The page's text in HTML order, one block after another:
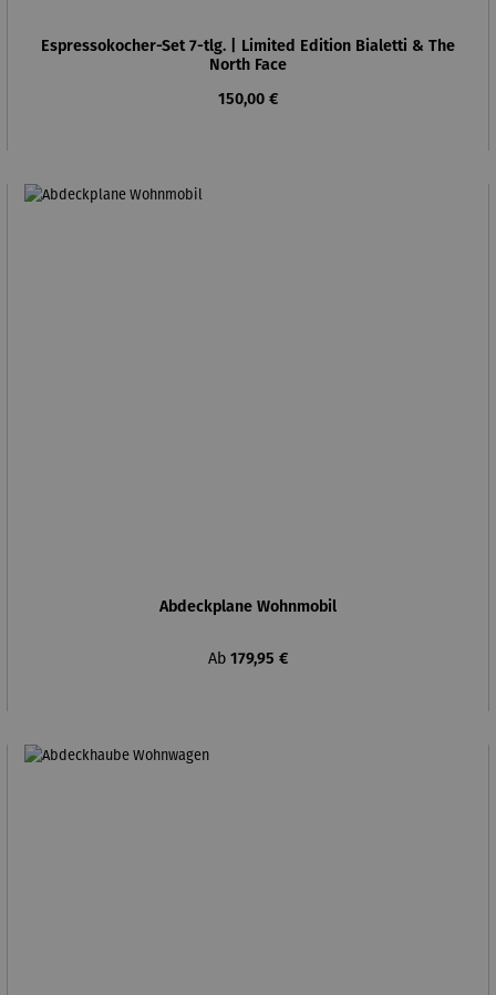
Espressokocher-Set 7-tlg. | Limited Edition Bialetti & The
North Face
Regulärer Preis:
150,00 €
Abdeckplane Wohnmobil
Regulärer Preis:
Ab 179,95 €